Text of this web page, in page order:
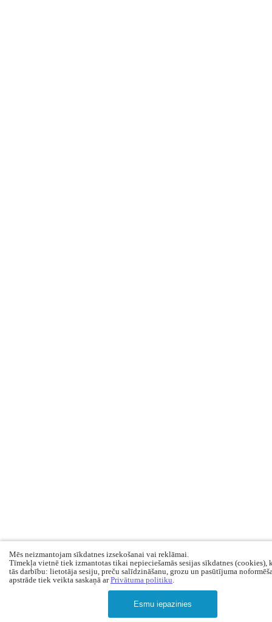
Mēs neizmantojam sīkdatnes izsekošanai vai reklāmai.
Tīmekļa vietnē tiek izmantotas tikai nepieciešamās sesijas sīkdatnes (cookies),
tās darbību: lietotāja sesiju, preču salīdzināšanu, grozu un pasūtījuma
apstrāde tiek veikta saskaņā arPrivātuma politiku.
Esmu iepazinies